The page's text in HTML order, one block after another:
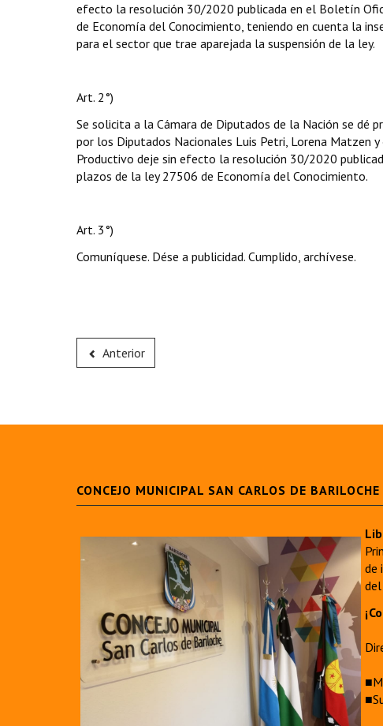
efecto la resolución 30/2020 publicada en el Boletín
de Economía del Conocimiento, teniendo en cuenta la
para el sector que trae aparejada la suspensión de la ley.
Art. 2°)
Se solicita a la Cámara de Diputados de la Nación se
por los Diputados Nacionales Luis Petri, Lorena Matzen
Productivo deje sin efecto la resolución 30/2020
plazos de la ley 27506 de Economía del Conocimiento.
Art. 3°)
Comuníquese. Dése a publicidad. Cumplido, archívese.
Anterior
CONCEJO MUNICIPAL SAN CARLOS DE BARILOCHE
de